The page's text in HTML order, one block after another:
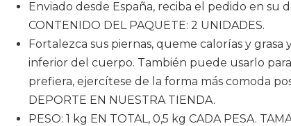
Enviado desde España, reciba el pedido en su
CONTENIDO DEL PAQUETE: 2 UNIDADES.
Fortalezca sus piernas, queme calorías y
inferior del cuerpo. También puede usarlo
prefiera, ejercítese de la forma más comoda
DEPORTE EN NUESTRA TIENDA.
PESO: 1 kg EN TOTAL, 0,5 kg CADA PESA.